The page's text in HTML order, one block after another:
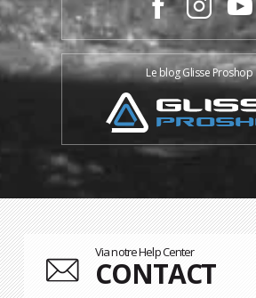
Le blog Glisse Proshop
Via notre Help Center
CONTACT